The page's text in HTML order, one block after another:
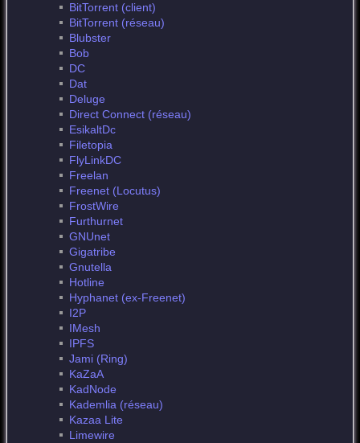
BitTorrent (client)
BitTorrent (réseau)
Blubster
Bob
DC
Dat
Deluge
Direct Connect (réseau)
EsikaltDc
Filetopia
FlyLinkDC
Freelan
Freenet (Locutus)
FrostWire
Furthurnet
GNUnet
Gigatribe
Gnutella
Hotline
Hyphanet (ex-Freenet)
I2P
IMesh
IPFS
Jami (Ring)
KaZaA
KadNode
Kademlia (réseau)
Kazaa Lite
Limewire